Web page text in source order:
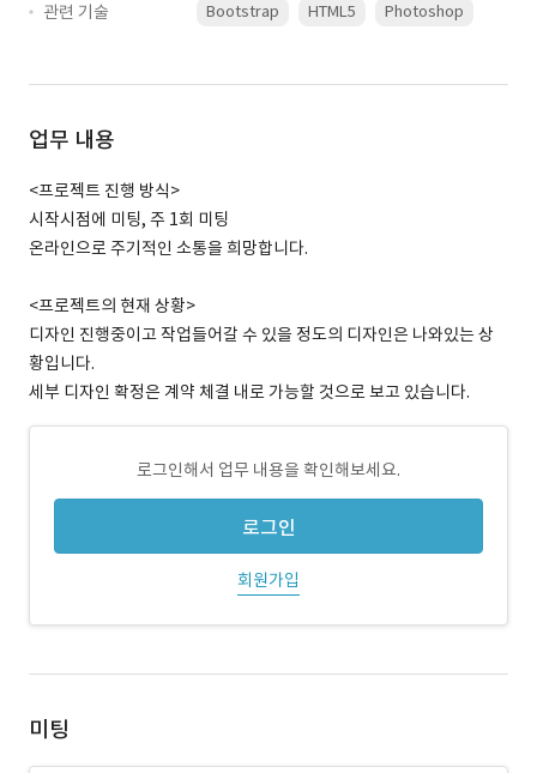
관련 기술
Bootstrap HTML5 Photoshop
업무 내용
<프로젝트 진행 방식>
시작시점에 미팅, 주 1회 미팅
온라인으로 주기적인 소통을 희망합니다.
<프로젝트의 현재 상황>
디자인 진행중이고 작업들어갈 수 있을 정도의 디자인은 나와있는 상
황입니다.
세부 디자인 확정은 계약 체결 내로 가능할 것으로 보고 있습니다.
로그인해서 업무 내용을 확인해보세요.
로그인
회원가입
미팅